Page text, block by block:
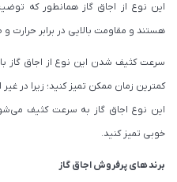
این نوع از اجاق گاز همانطور که
هستند و مقاومت بالایی در برابر حرارت و
سرعت کثیف شدن این نوع از اجاق گاز
کمترین زمان ممکن تمیز کنید؛ زیرا در
این نوع اجاق گاز به سرعت کثیف
خوبی تمیز کنید.
برند های پرفروش اجاق گاز